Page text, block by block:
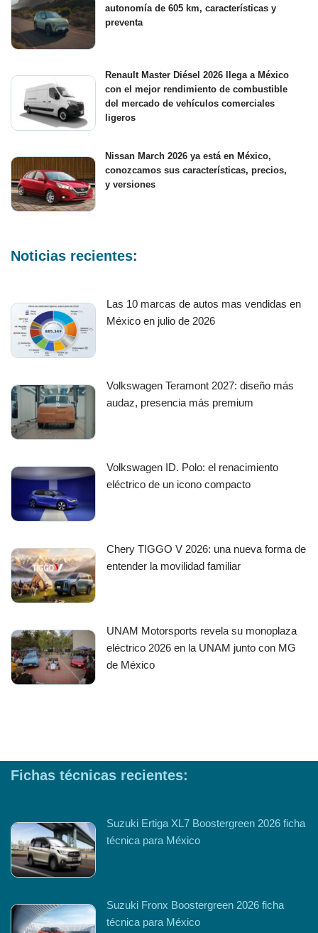
autonomía de 605 km, características y
preventa
Renault Master Diésel 2026 llega a México
con el mejor rendimiento de combustible
del mercado de vehículos comerciales
ligeros
Nissan March 2026 ya está en México,
conozcamos sus características, precios,
y versiones
Noticias recientes:
Las 10 marcas de autos mas vendidas en
México en julio de 2026
Volkswagen Teramont 2027: diseño más
audaz, presencia más premium
Volkswagen ID. Polo: el renacimiento
eléctrico de un icono compacto
Chery TIGGO V 2026: una nueva forma de
entender la movilidad familiar
UNAM Motorsports revela su monoplaza
eléctrico 2026 en la UNAM junto con MG
de México
Fichas técnicas recientes:
Suzuki Ertiga XL7 Boostergreen 2026 ficha
técnica para México
Suzuki Fronx Boostergreen 2026 ficha
técnica para México